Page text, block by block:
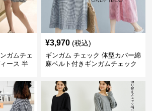
ガムチェ
ース 半
¥3,970 (税込)
ギンガム チェック 体型カバー綿
麻ベルト付きギンガムチェック